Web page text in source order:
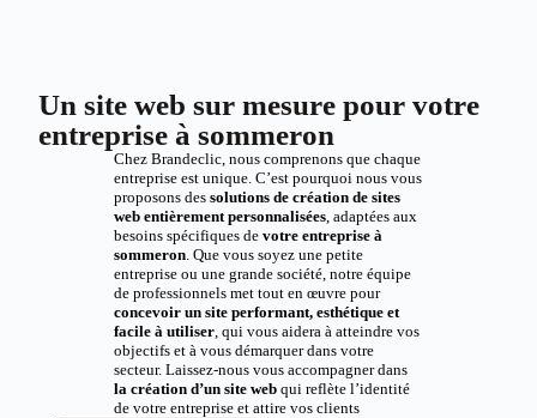
Un site web sur mesure pour votre
entreprise à sommeron
Chez Brandeclic, nous comprenons que chaque
entreprise est unique. C’est pourquoi nous vous
proposons des solutions de création de sites
web entièrement personnalisées, adaptées aux
besoins spécifiques de votre entreprise à
sommeron. Que vous soyez une petite
entreprise ou une grande société, notre équipe
de professionnels met tout en œuvre pour
concevoir un site performant, esthétique et
facile à utiliser, qui vous aidera à atteindre vos
objectifs et à vous démarquer dans votre
secteur. Laissez-nous vous accompagner dans
la création d’un site webqui reflète l’identité
de votre entreprise et attire vos clients